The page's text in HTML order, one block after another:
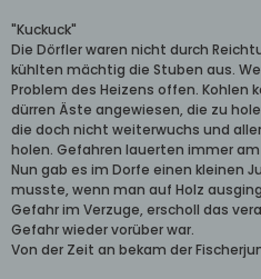
"Kuckuck"
Die Dörfler waren nicht durch
kühlten mächtig die Stuben aus.
Problem des Heizens offen. Kohlen
dürren Äste angewiesen, die zu
die doch nicht weiterwuchs und
holen. Gefahren lauerten immer
Nun gab es im Dorfe einen kleinen
musste, wenn man auf Holz
Gefahr im Verzuge, erscholl das
Gefahr wieder vorüber war.
Von der Zeit an bekam der